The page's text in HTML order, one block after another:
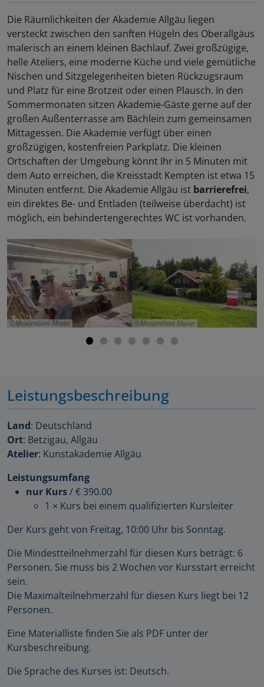
Die Räumlichkeiten der Akademie Allgäu liegen
versteckt zwischen den sanften Hügeln des Oberallgäus
malerisch an einem kleinen Bachlauf. Zwei großzügige,
helle Ateliers, eine moderne Küche und viele gemütliche
Nischen und Sitzgelegenheiten bieten Rückzugsraum
und Platz für eine Brotzeit oder einen Plausch. In den
Sommermonaten sitzen Akademie-Gäste gerne auf der
großen Außenterrasse am Bächlein zum gemeinsamen
Mittagessen. Die Akademie verfügt über einen
großzügigen, kostenfreien Parkplatz. Die kleinen
Ortschaften der Umgebung könnt Ihr in 5 Minuten mit
dem Auto erreichen, die Kreisstadt Kempten ist etwa 15
Minuten entfernt. Die Akademie Allgäu ist barrierefrei,
ein direktes Be- und Entladen (teilweise überdacht) ist
möglich, ein behindertengerechtes WC ist vorhanden.
Maximilian Mann Maximilian Mann
Leistungsbeschreibung
Land: Deutschland
Ort: Betzigau, Allgäu
Atelier: Kunstakademie Allgäu
Leistungsumfang
nur Kurs/€ 390.00
1 × Kurs bei einem qualifizierten Kursleiter
Der Kurs geht von Freitag, 10:00 Uhr bis Sonntag.
Die Mindestteilnehmerzahl für diesen Kurs beträgt: 6
Personen. Sie muss bis 2 Wochen vor Kursstart erreicht
sein.
Die Maximalteilnehmerzahl für diesen Kurs liegt bei 12
Personen.
Eine Materialliste finden Sie als PDF unter der
Kursbeschreibung.
Die Sprache des Kurses ist: Deutsch.